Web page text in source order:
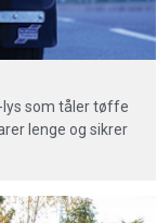
lys som tåler tøffe
lenge og sikrer